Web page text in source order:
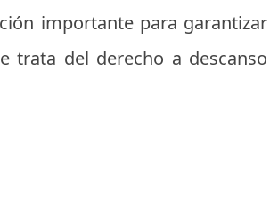
importante para garantizar
trata del derecho a descanso